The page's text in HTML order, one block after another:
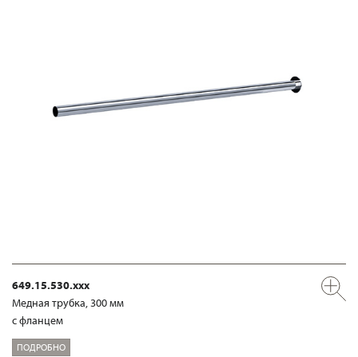
649.15.530.xxx
Медная трубка, 300 мм
с фланцем
ПОДРОБНО